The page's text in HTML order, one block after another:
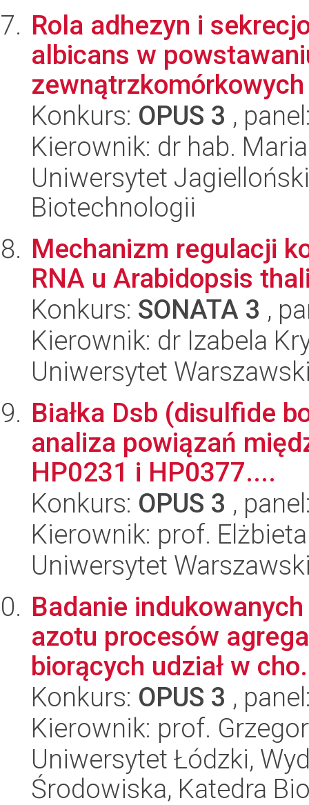
Rola adhezyn i
albicans w
Konkurs: OPUS 3 ,
Kierownik: dr hab.
Uniwersytet
Biotechnologii
Mechanizm regulacji
RNA u Arabidopsis
Konkurs: SONATA 3 ,
Kierownik: dr Izabela
Uniwersytet
Białka Dsb (disulfide
analiza powiązań
HP0231 i HP0377....
Konkurs: OPUS 3 ,
Kierownik: prof.
Uniwersytet
Badanie
azotu procesów
biorących udział w
Konkurs: OPUS 3 ,
Kierownik: prof.
Uniwersytet Łódzki,
Środowiska, Katedra